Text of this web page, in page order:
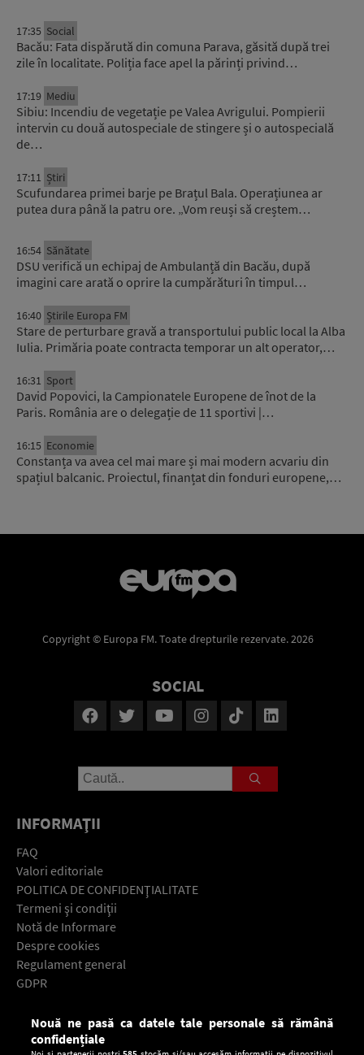
17:35 Social
Bacău: Fata dispărută din comuna Parava, găsită după trei
zile în localitate. Poliția face apel la părinți privind…
17:19 Mediu
Sibiu: Incendiu de vegetație pe Valea Avrigului. Pompierii
intervin cu două autospeciale de stingere și o autospecială
de…
17:11 Știri
Scufundarea primei barje pe Brațul Bala. Operațiunea ar
putea dura până la patru ore. „Vom reuși să creștem…
16:54 Sănătate
DSU verifică un echipaj de Ambulanță din Bacău, după
imagini care arată o oprire la cumpărături în timpul…
16:40 Știrile Europa FM
Stare de perturbare gravă a transportului public local la Alba
Iulia. Primăria poate contracta temporar un alt operator,…
16:31 Sport
David Popovici, la Campionatele Europene de înot de la
Paris. România are o delegație de 11 sportivi |…
16:15 Economie
Constanța va avea cel mai mare și mai modern acvariu din
spațiul balcanic. Proiectul, finanțat din fonduri europene,…
Copyright © Europa FM. Toate drepturile rezervate. 2026
SOCIAL
INFORMAŢII
FAQ
Valori editoriale
POLITICA DE CONFIDENŢIALITATE
Termeni şi condiţii
Notă de Informare
Despre cookies
Regulament general
GDPR
Descarcă gratuit aplicaţia Europa FM pentru smartphone:
Nouă ne pasă ca datele tale personale să rămână
confidențiale